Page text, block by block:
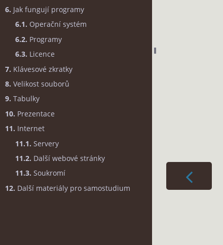
6. Jak fungují programy
6.1. Operační systém
6.2. Programy
6.3. Licence
7. Klávesové zkratky
8. Velikost souborů
9. Tabulky
10. Prezentace
11. Internet
11.1. Servery
11.2. Další webové stránky
11.3. Soukromí
12. Další materiály pro samostudium